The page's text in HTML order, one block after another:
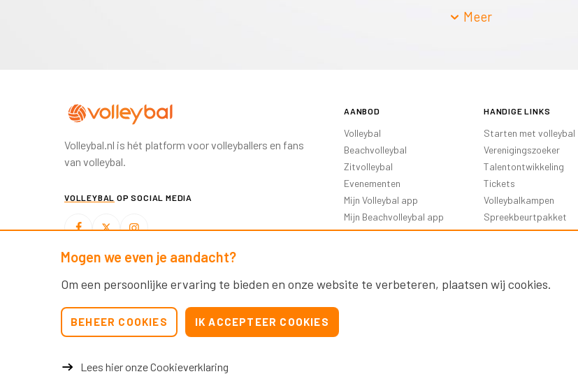
Meer
Volleybal.nl is hét platform voor volleyballers en fans
van volleybal.
VOLLEYBAL OP SOCIAL MEDIA
AANBOD
Volleybal
Beachvolleybal
Zitvolleybal
Evenementen
Mijn Volleybal app
Mijn Beachvolleybal app
HANDIGE LINKS
Starten met volleybal
Verenigingszoeker
Talentontwikkeling
Tickets
Volleybalkampen
Spreekbeurtpakket
Oranje Ambassadeurs
Mogen we even je aandacht?
Om een persoonlijke ervaring te bieden en onze website te verbeteren, plaatsen wij cookies.
BEHEER COOKIES IK ACCEPTEER COOKIES
Lees hier onze Cookieverklaring